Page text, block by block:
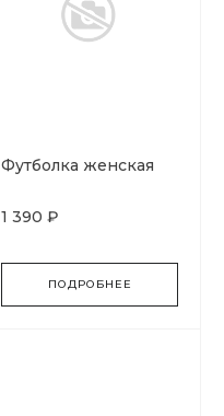
Футболка женская
1 390 ₽
ПОДРОБНЕЕ